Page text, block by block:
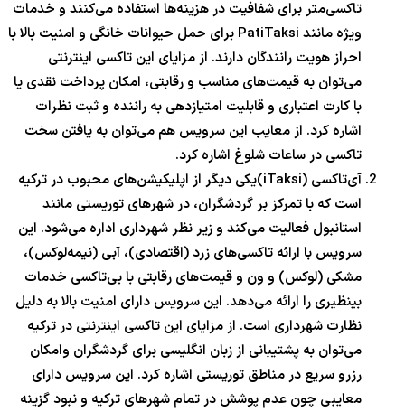
تاکسی‌متر برای شفافیت در هزینه‌ها استفاده می‌کنند و خدمات
ویژه مانند PatiTaksi برای حمل حیوانات خانگی و امنیت بالا با
احراز هویت رانندگان دارند. از مزایای این تاکسی اینترنتی
می‌توان به قیمت‌های مناسب و رقابتی، امکان پرداخت نقدی یا
با کارت اعتباری و قابلیت امتیازدهی به راننده و ثبت نظرات
اشاره کرد. از معایب این سرویس هم می‌توان به یافتن سخت
تاکسی در ساعات شلوغ اشاره کرد.
آی‌تاکسی (iTaksi)یکی دیگر از اپلیکیشن‌های محبوب در ترکیه
است که با تمرکز بر گردشگران، در شهرهای توریستی مانند
استانبول فعالیت می‌کند و زیر نظر شهرداری اداره می‌شود. این
سرویس با ارائه تاکسی‌های زرد (اقتصادی)، آبی (نیمه‌لوکس)،
مشکی (لوکس) و ون و قیمت‌های رقابتی با بی‌تاکسی خدمات
بینظیری را ارائه می‌دهد. این سرویس دارای امنیت بالا به دلیل
نظارت شهرداری است. از مزایای این تاکسی اینترنتی در ترکیه
می‌توان به پشتیبانی از زبان انگلیسی برای گردشگران وامکان
رزرو سریع در مناطق توریستی اشاره کرد. این سرویس دارای
معایبی چون عدم پوشش در تمام شهرهای ترکیه و نبود گزینه